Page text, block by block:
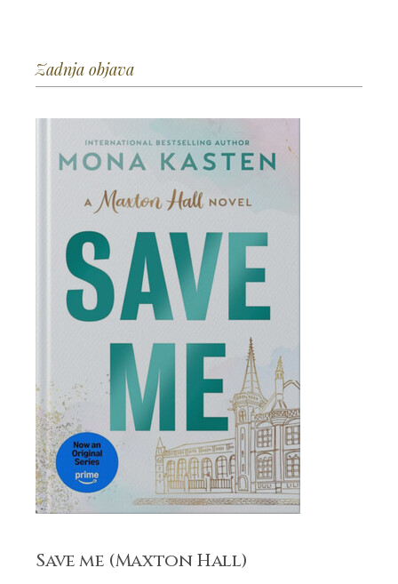
Zadnja objava
Save me (Maxton Hall)